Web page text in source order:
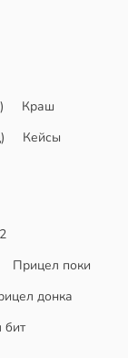
Краш
Кейсы
Прицел поки
донка
бит